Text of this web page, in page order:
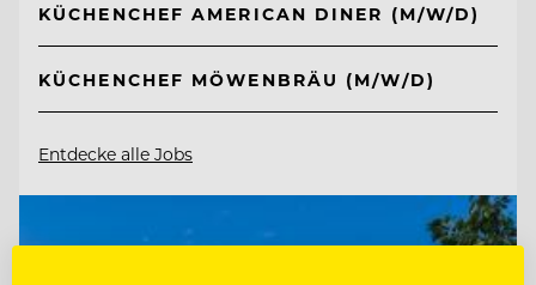
KÜCHENCHEF AMERICAN DINER (M/W/D)
KÜCHENCHEF MÖWENBRÄU (M/W/D)
Entdecke alle Jobs